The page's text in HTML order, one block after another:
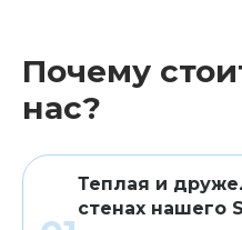
Почему
нас?
Теплая и
стенах нашего